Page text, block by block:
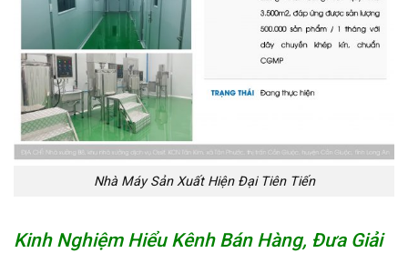
Nhà Máy Sản Xuất Hiện Đại Tiên Tiến
Kinh Nghiệm Hiểu Kênh Bán Hàng, Đưa Giải